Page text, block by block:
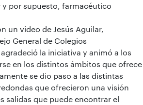
por supuesto, farmacéutico
un video de Jesús Aguilar,
General de Colegios
la iniciativa y animó a los
en los distintos ámbitos que ofrece
se dio paso a las distintas
que ofrecieron una visión
salidas que puede encontrar el